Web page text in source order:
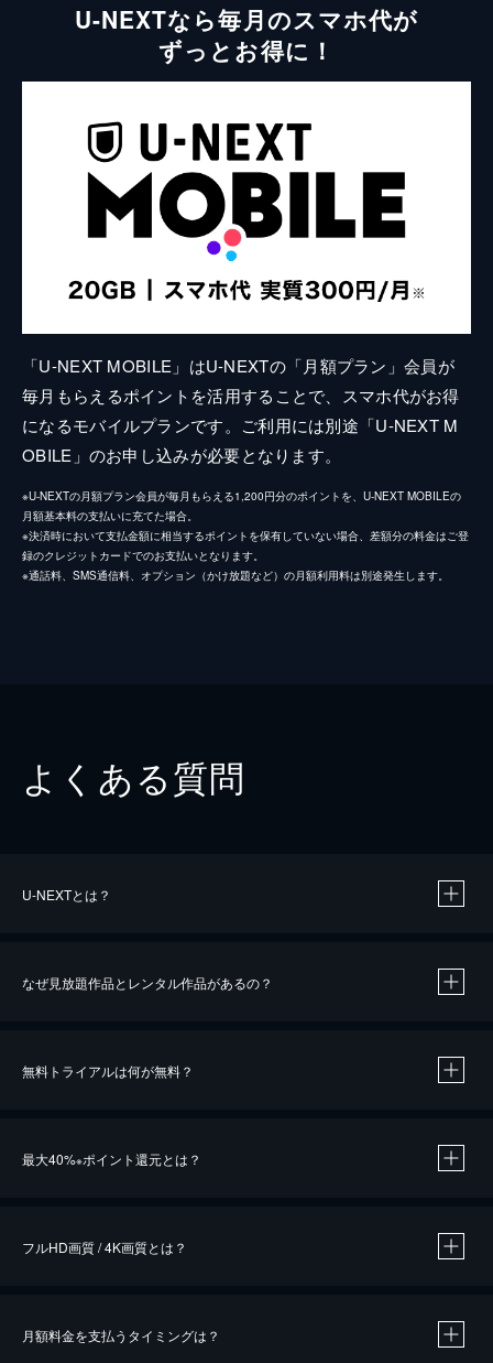
U-NEXTなら毎月のスマホ代が
ずっとお得に！
「U-NEXT MOBILE」はU-NEXTの「月額プラン」会員が
毎月もらえるポイントを活用することで、スマホ代がお得
になるモバイルプランです。ご利用には別途「U-NEXT M
OBILE」のお申し込みが必要となります。
※U-NEXTの月額プラン会員が毎月もらえる1,200円分のポイントを、U-NEXT MOBILEの
月額基本料の支払いに充てた場合。
※決済時において支払金額に相当するポイントを保有していない場合、差額分の料金はご登
録のクレジットカードでのお支払いとなります。
※通話料、SMS通信料、オプション（かけ放題など）の月額利用料は別途発生します。
よくある質問
U-NEXTとは？
なぜ見放題作品とレンタル作品があるの？
無料トライアルは何が無料？
最大40%※ポイント還元とは？
※40％ポイント還元の対象は、クレジットカード決済による作品の購入 / レンタルです。
フルHD画質 / 4K画質とは？
月額料金を支払うタイミングは？